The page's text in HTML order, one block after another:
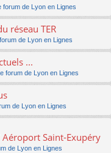
forum de Lyon en Lignes
réseau TER
forum de Lyon en Lignes
...
Le forum de Lyon en Lignes
de Lyon en Lignes
Saint-Exupéry
de Lyon en Lignes